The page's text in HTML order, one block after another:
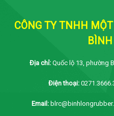
CÔNG TY TNHH
BÌNH
Địa chỉ: Quốc lộ 13, phường
Điện thoại:
Email: